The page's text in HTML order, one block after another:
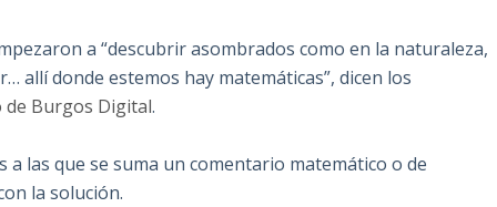
a “descubrir asombrados como en la naturaleza,
allí donde estemos hay matemáticas”, dicen los
de Burgos Digital.
las que se suma un comentario matemático o de
la solución.